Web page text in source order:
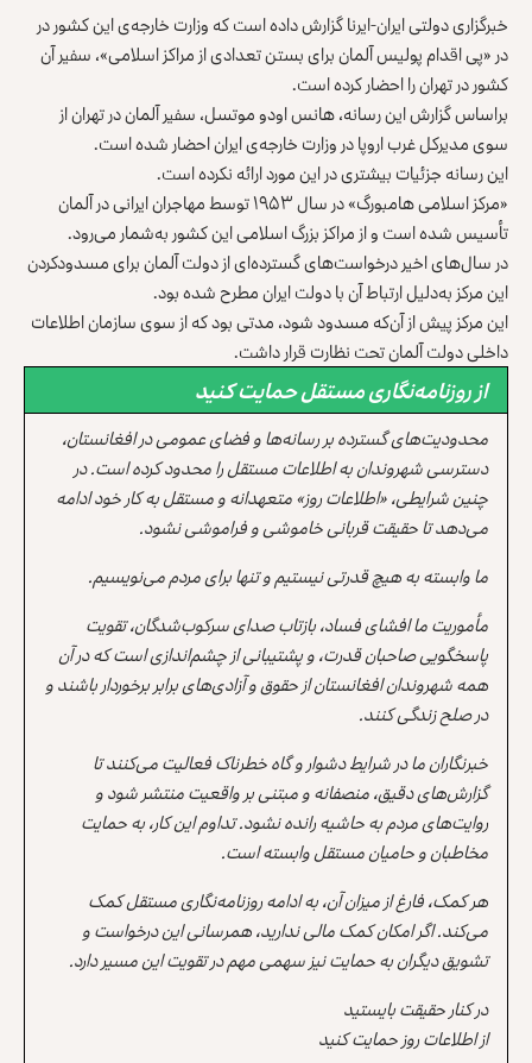
خبرگزاری دولتی ایران-ایرنا گزارش داده است که وزارت خارجه‌ی این کشور در
در «پی اقدام پولیس آلمان برای بستن تعدادی از مراکز اسلامی»، سفیر آن
کشور در تهران را احضار کرده است.
براساس گزارش این رسانه، هانس اودو موتسل، سفیر آلمان در تهران از
سوی مدیرکل غرب اروپا در وزارت خارجه‌ی ایران احضار شده است.
این رسانه جزئیات بیشتری در این مورد ارائه نکرده است.
«مرکز اسلامی هامبورگ» در سال ۱۹۵۳ توسط مهاجران ایرانی در آلمان
تأسیس شده است و از مراکز بزرگ اسلامی این کشور به‌شمار می‌رود.
در سال‌های اخیر درخواست‌های گسترده‌ای از دولت آلمان برای مسدودکردن
این مرکز به‌دلیل ارتباط آن با دولت ایران مطرح شده بود.
این مرکز پیش از آن‌که مسدود شود، مدتی بود که از سوی سازمان اطلاعات
داخلی دولت آلمان تحت نظارت قرار داشت.
از روزنامه‌نگاری مستقل حمایت کنید
محدودیت‌های گسترده بر رسانه‌ها و فضای عمومی در افغانستان،
دسترسی شهروندان به اطلاعات مستقل را محدود کرده است. در
چنین شرایطی، «اطلاعات روز» متعهدانه و مستقل به کار خود ادامه
می‌دهد تا حقیقت قربانی خاموشی و فراموشی نشود.
ما وابسته به هیچ قدرتی نیستیم و تنها برای مردم می‌نویسیم.
مأموریت ما افشای فساد، بازتاب صدای سرکوب‌شدگان، تقویت
پاسخگویی صاحبان قدرت، و پشتیبانی از چشم‌اندازی است که در آن
همه شهروندان افغانستان از حقوق و آزادی‌های برابر برخوردار باشند و
در صلح زندگی کنند.
خبرنگاران ما در شرایط دشوار و گاه خطرناک فعالیت می‌کنند تا
گزارش‌های دقیق، منصفانه و مبتنی بر واقعیت منتشر شود و
روایت‌های مردم به حاشیه رانده نشود. تداوم این کار، به حمایت
مخاطبان و حامیان مستقل وابسته است.
هر کمک، فارغ از میزان آن، به ادامه روزنامه‌نگاری مستقل کمک
می‌کند. اگر امکان کمک مالی ندارید، همرسانی این درخواست و
تشویق دیگران به حمایت نیز سهمی مهم در تقویت این مسیر دارد.
در کنار حقیقت بایستید
از اطلاعات روز حمایت کنید